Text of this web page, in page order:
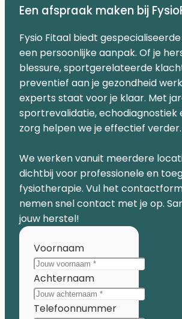
Een afspraak maken bij
Fysio Fitaal biedt
een persoonlijke aanpak. Of je
blessure, sportgerelateerde
preventief aan je gezondheid
experts staat voor je klaar. Met
sportrevalidatie,
zorg helpen we je effectief verder.
We werken vanuit meerdere
dichtbij voor professionele en
fysiotherapie. Vul het
nemen snel contact met je op.
jouw herstel!
Voornaam
Achternaam
Telefoonnummer